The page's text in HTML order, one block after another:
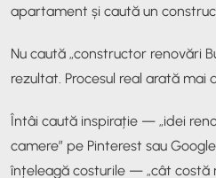
apartament și caută un
Nu caută „constructor renovări
rezultat. Procesul real arată mai
Întâi caută inspirație — „idei
camere” pe Pinterest sau
înțeleagă costurile — „cât costă